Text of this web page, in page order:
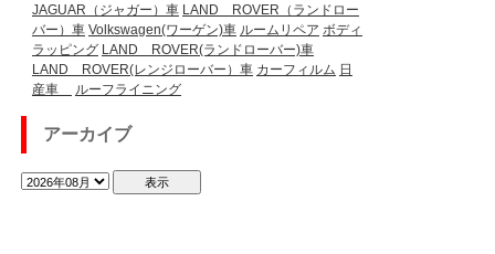
JAGUAR（ジャガー）車 LAND ROVER（ランドロー
バー）車 Volkswagen(ワーゲン)車 ルームリペア ボディ
ラッピング LAND ROVER(ランドローバー)車
LAND ROVER(レンジローバー）車 カーフィルム 日
産車
ルーフライニング
アーカイブ